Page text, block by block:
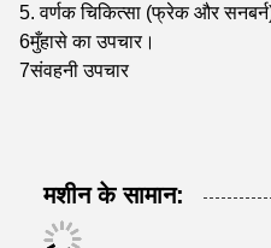
5. वर्णक चिकित्सा (फ्रेक और
6मुँहासे का उपचार।
7संवहनी उपचार
मशीन के सामान: